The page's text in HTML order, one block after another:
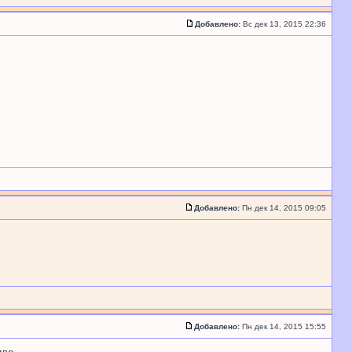
Добавлено: Вс дек 13, 2015 22:36
Добавлено: Пн дек 14, 2015 09:05
Добавлено: Пн дек 14, 2015 15:55